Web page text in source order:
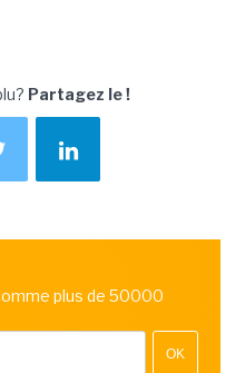
Partagez le !
plus de 50000
OK